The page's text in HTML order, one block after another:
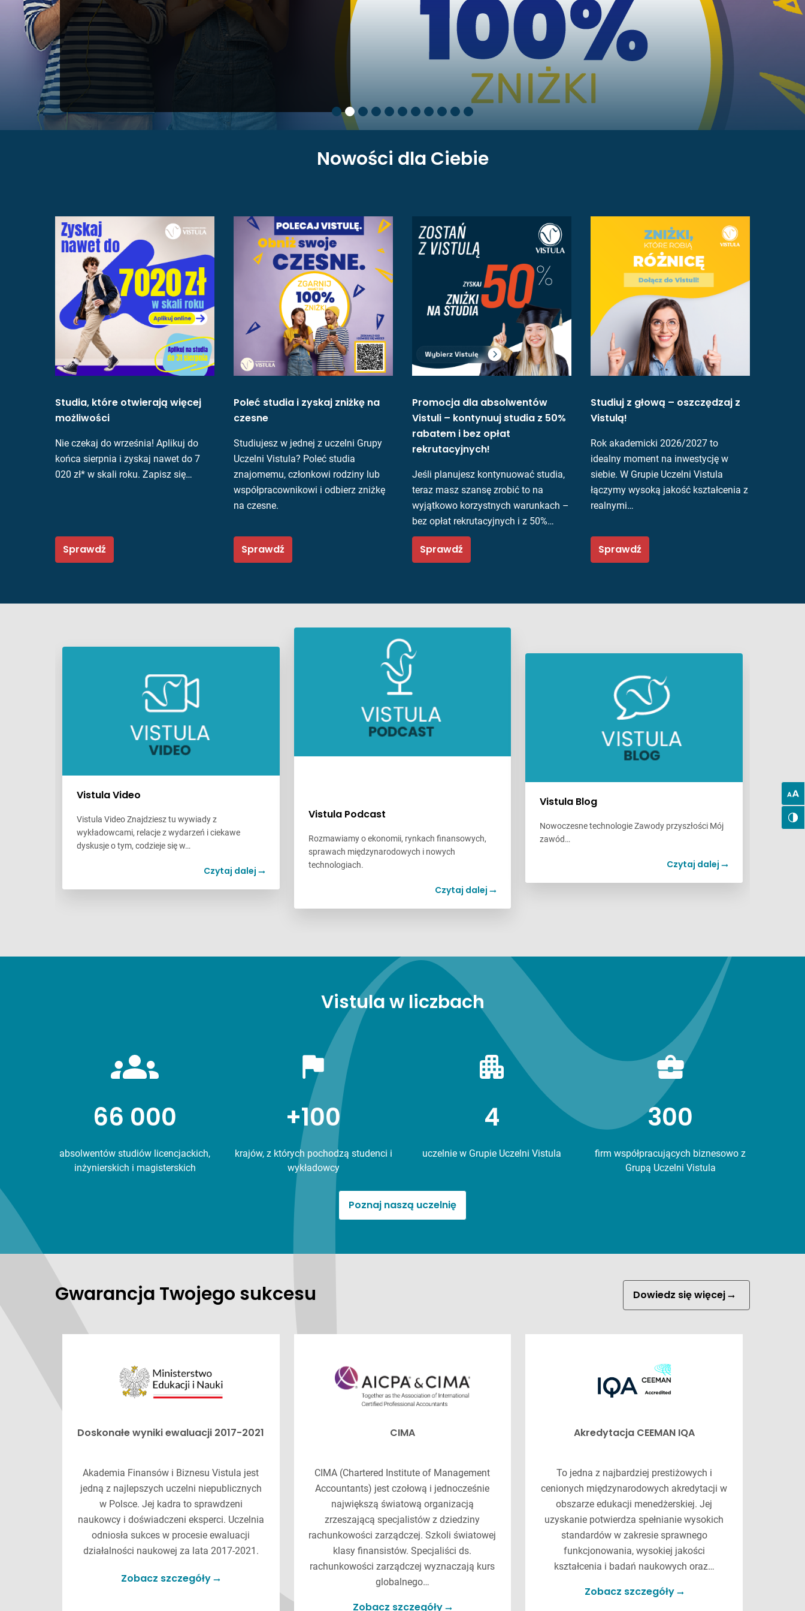
Nowości dla Ciebie
Studia, które otwierają więcej
możliwości
Nie czekaj do września! Aplikuj do
końca sierpnia i zyskaj nawet do 7
020 zł* w skali roku. Zapisz się…
Sprawdź
Poleć studia i zyskaj zniżkę na
czesne
Studiujesz w jednej z uczelni Grupy
Uczelni Vistula? Poleć studia
znajomemu, członkowi rodziny lub
współpracownikowi i odbierz zniżkę
na czesne.
Sprawdź
Promocja dla absolwentów
Vistuli – kontynuuj studia z 50%
rabatem i bez opłat
rekrutacyjnych!
Jeśli planujesz kontynuować studia,
teraz masz szansę zrobić to na
wyjątkowo korzystnych warunkach –
bez opłat rekrutacyjnych i z 50%…
Sprawdź
Studiuj z głową – oszczędzaj z
Vistulą!
Rok akademicki 2026/2027 to
idealny moment na inwestycję w
siebie. W Grupie Uczelni Vistula
łączymy wysoką jakość kształcenia z
realnymi…
Sprawdź
Vistula Video
Vistula Video Znajdziesz tu wywiady z
wykładowcami, relacje z wydarzeń i ciekawe
dyskusje o tym, codzieje się w…
Czytaj dalej
Vistula Podcast
Rozmawiamy o ekonomii, rynkach finansowych,
sprawach międzynarodowych i nowych
technologiach.
Czytaj dalej
Vistula Blog
Nowoczesne technologie Zawody przyszłości Mój
zawód…
Czytaj dalej
Vistula w liczbach
66 000
absolwentów studiów licencjackich,
inżynierskich i magisterskich
+100
krajów, z których pochodzą studenci i
wykładowcy
4
uczelnie w Grupie Uczelni Vistula
300
firm współpracujących biznesowo z
Grupą Uczelni Vistula
Poznaj naszą uczelnię
Gwarancja Twojego sukcesu Dowiedz się więcej
Doskonałe wyniki ewaluacji 2017-2021
Akademia Finansów i Biznesu Vistula jest
jedną z najlepszych uczelni niepublicznych
w Polsce. Jej kadra to sprawdzeni
naukowcy i doświadczeni eksperci. Uczelnia
odniosła sukces w procesie ewaluacji
działalności naukowej za lata 2017-2021.
Zobacz szczegóły
CIMA
CIMA (Chartered Institute of Management
Accountants) jest czołową i jednocześnie
największą światową organizacją
zrzeszającą specjalistów z dziedziny
rachunkowości zarządczej. Szkoli światowej
klasy finansistów. Specjaliści ds.
rachunkowości zarządczej wyznaczają kurs
globalnego…
Zobacz szczegóły
Akredytacja CEEMAN IQA
To jedna z najbardziej prestiżowych i
cenionych międzynarodowych akredytacji w
obszarze edukacji menedżerskiej. Jej
uzyskanie potwierdza spełnianie wysokich
standardów w zakresie sprawnego
funkcjonowania, wysokiej jakości
kształcenia i badań naukowych oraz…
Zobacz szczegóły